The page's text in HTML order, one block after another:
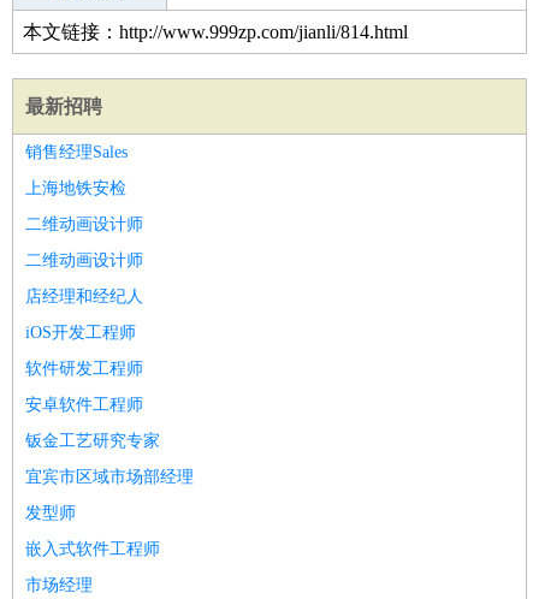
本文链接：http://www.999zp.com/jianli/814.html
最新招聘
销售经理Sales
上海地铁安检
二维动画设计师
二维动画设计师
店经理和经纪人
iOS开发工程师
软件研发工程师
安卓软件工程师
钣金工艺研究专家
宜宾市区域市场部经理
发型师
嵌入式软件工程师
市场经理